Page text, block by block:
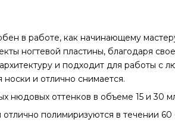
в работе, как начинающему
ногтевой пластины, благодаря
и подходит для работы с
и отлично снимается.
нюдовых оттенков в объеме 15 и 30
полимиризуются в течении 60